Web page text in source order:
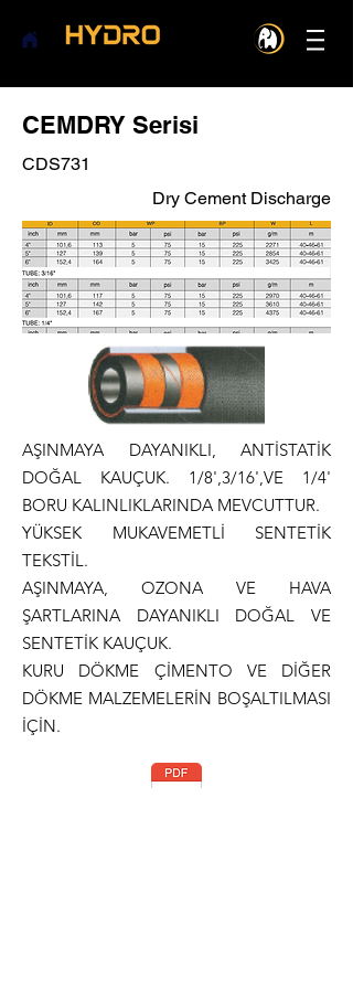
CEMDRY Serisi
CDS731
Dry Cement Discharge
AŞINMAYA DAYANIKLI, ANTİSTATİK
DOĞAL KAUÇUK. 1/8',3/16',VE 1/4'
BORU KALINLIKLARINDA MEVCUTTUR.
YÜKSEK MUKAVEMETLİ SENTETİK
TEKSTİL.
AŞINMAYA, OZONA VE HAVA
ŞARTLARINA DAYANIKLI DOĞAL VE
SENTETİK KAUÇUK.
KURU DÖKME ÇİMENTO VE DİĞER
DÖKME MALZEMELERİN BOŞALTILMASI
İÇİN.